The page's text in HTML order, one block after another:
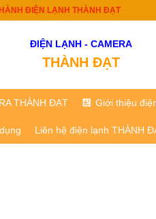
ĐIỆN LẠNH THÀNH ĐẠT
ĐIỆN LẠNH - CAMERA
THÀNH ĐẠT
THÀNH ĐẠT Giới thiệu
Liên hệ điện lạnh THÀNH